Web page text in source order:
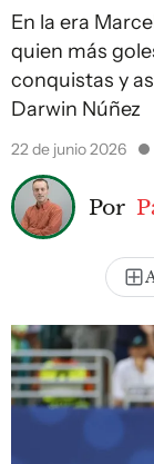
En la era
quien más
conquistas y
Darwin Núñez
22 de junio 2026
Por